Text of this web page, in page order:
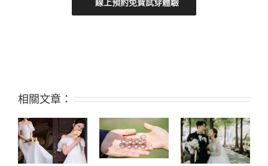
線上預約免費試穿體驗
相關文章：